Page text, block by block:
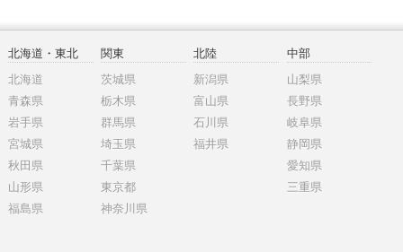
北海道・東北
北海道
青森県
岩手県
宮城県
秋田県
山形県
福島県
関東
茨城県
栃木県
群馬県
埼玉県
千葉県
東京都
神奈川県
北陸
新潟県
富山県
石川県
福井県
中部
山梨県
長野県
岐阜県
静岡県
愛知県
三重県